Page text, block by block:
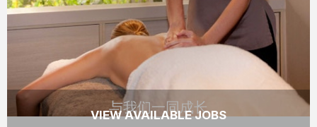
与我们一同成长
优秀人才。
READ MORE
VIEW AVAILABLE JOBS